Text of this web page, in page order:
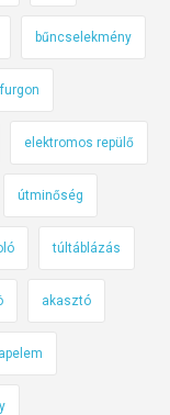
bűncselekmény
furgon
elektromos repülő
útminőség
túltáblázás
akasztó